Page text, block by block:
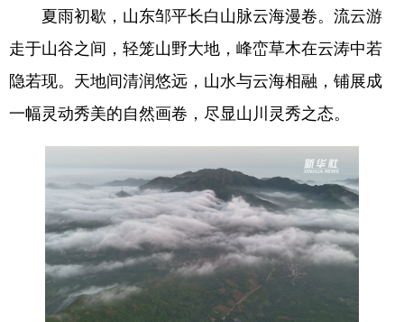
悦读 公益 书画 一带一路
山东新闻 图片 专题·访谈
政事 文旅 社会民生 山东产经
文娱 融媒秀 地市 科教
健康 微视齐鲁
夏雨初歇，山东邹平长白山脉云海漫卷。流云游
走于山谷之间，轻笼山野大地，峰峦草木在云涛中若
隐若现。天地间清润悠远，山水与云海相融，铺展成
一幅灵动秀美的自然画卷，尽显山川灵秀之态。